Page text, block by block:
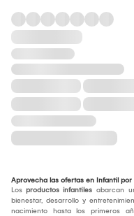
Aprovecha las ofertas en Infantil por
Los productos infantiles abarcan
bienestar, desarrollo y
nacimiento hasta los primeros